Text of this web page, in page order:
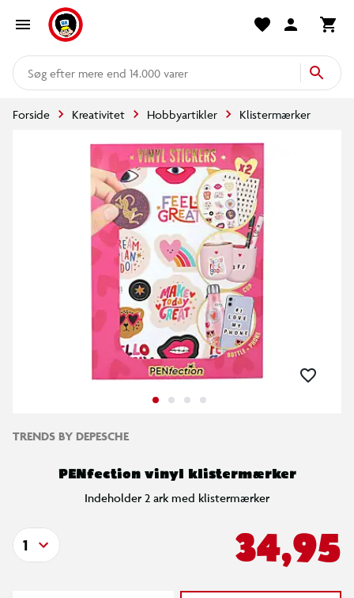
mere end 14.000 varer
Forside Kreativitet Hobbyartikler Klistermærker
TRENDS BY DEPESCHE
PENfection vinyl klistermærker
Indeholder 2 ark med klistermærker
34,95
1